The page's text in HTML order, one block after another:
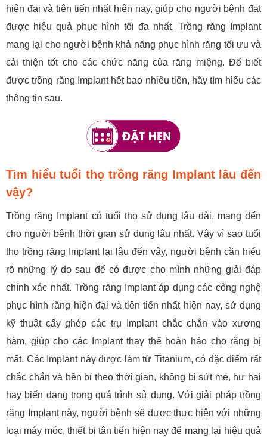
hiện đại và tiên tiến nhất hiện nay, giúp cho người bệnh đạt
được hiệu quả phục hình tối đa nhất. Trồng răng Implant
mang lại cho người bệnh khả năng phục hình răng tối ưu và
cải thiện tốt cho các chức năng của răng miệng. Để biết
được trồng răng Implant hết bao nhiêu tiền, hãy tìm hiểu các
thông tin sau.
Tìm hiểu tuổi thọ trồng răng Implant lâu đến
vậy?
Trồng răng Implant có tuổi thọ sử dụng lâu dài, mang đến
cho người bệnh thời gian sử dụng lâu nhất. Vậy vì sao tuổi
thọ trồng răng Implant lại lâu đến vậy, người bệnh cần hiểu
rõ những lý do sau để có được cho mình những giải đáp
chính xác nhất. Trồng răng Implant áp dụng các công nghệ
phục hình răng hiện đại và tiên tiến nhất hiện nay, sử dụng
kỹ thuật cấy ghép các trụ Implant chắc chắn vào xương
hàm, giúp cho các Implant thay thế hoàn hảo cho răng bị
mất. Các Implant này được làm từ Titanium, có đặc điểm rất
chắc chắn và bền bỉ theo thời gian, không bị sứt mẻ, hư hại
hay biến dạng trong quá trình sử dụng. Với giải pháp trồng
răng Implant này, người bệnh sẽ được thực hiện với những
loại máy móc, thiết bị tân tiến hiện nay để mang lại hiệu quả